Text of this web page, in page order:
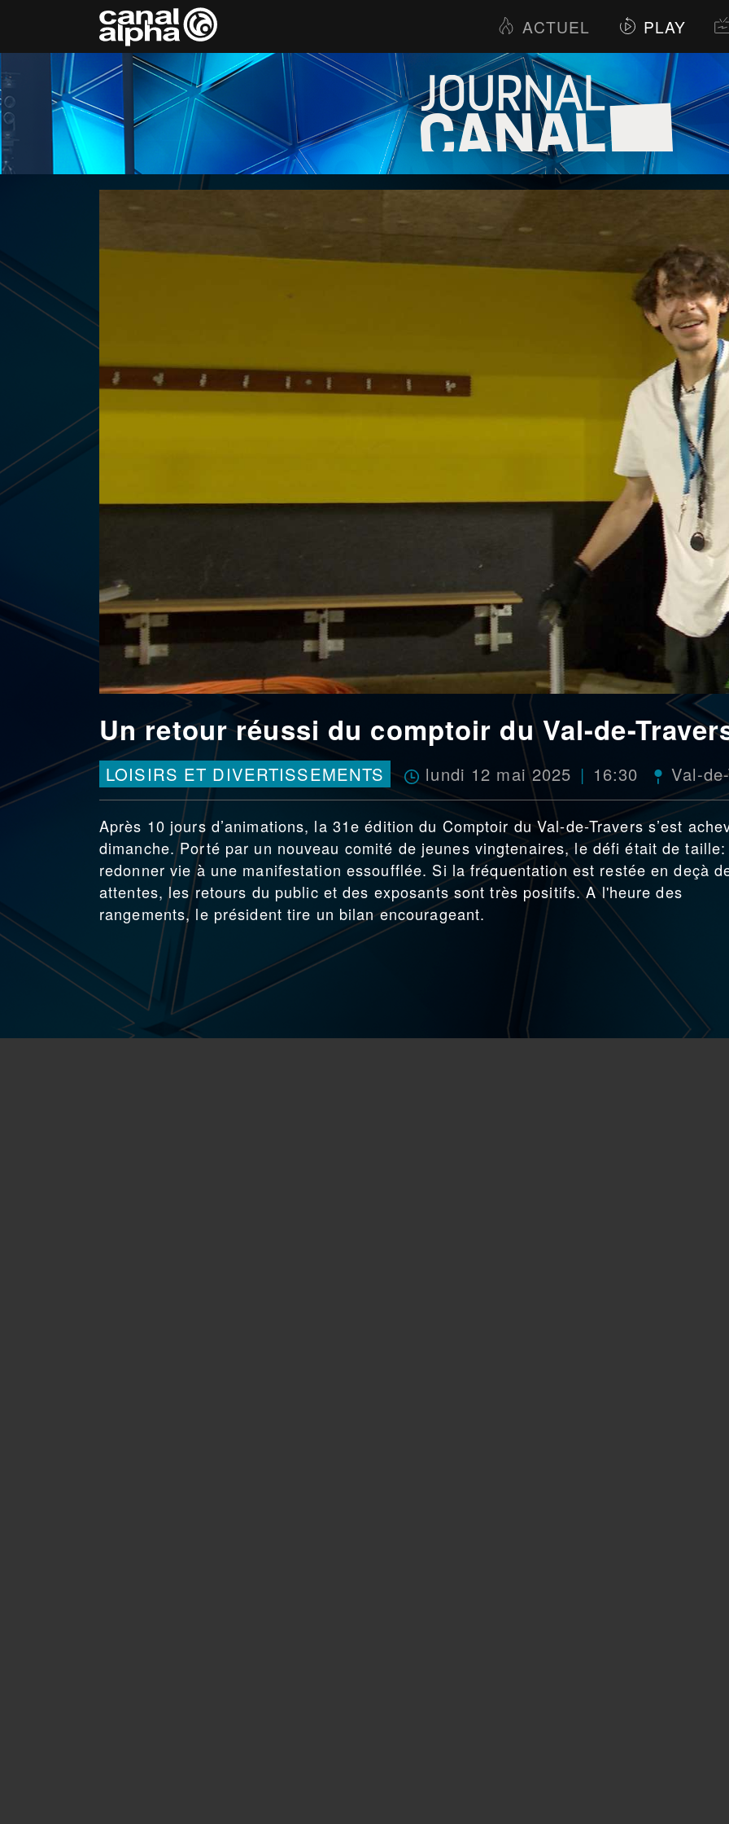
ACTUEL PLAY
Un retour réussi du comptoir du Val-de-
LOISIRS ET DIVERTISSEMENTS lundi 12 mai 2025 16:30 Val-
Après 10 jours d’animations, la 31e édition du Comptoir du Val-de-Travers s’est
dimanche. Porté par un nouveau comité de jeunes vingtenaires, le défi était de taille:
redonner vie à une manifestation essoufflée. Si la fréquentation est restée en deçà
attentes, les retours du public et des exposants sont très positifs. A l'heure des
rangements, le président tire un bilan encourageant.